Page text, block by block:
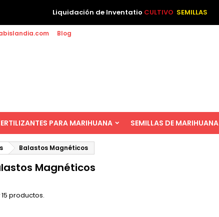
Liquidación de Inventatio CULTIVO SEMILLAS
Blog
PARA MARIHUANA SEMILLAS DE MARIHUANA
Balastos Magnéticos
Magnéticos
15 productos.